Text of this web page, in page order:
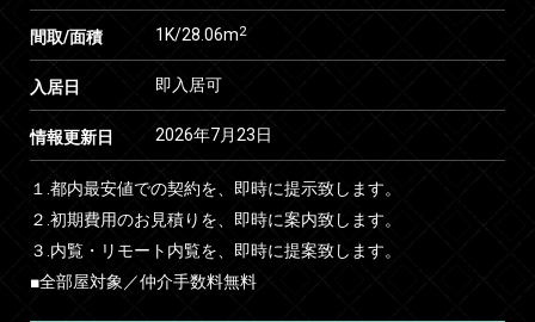
間取/面積 1K/28.06m2
入居日 即入居可
情報更新日 2026年7月23日
１.都内最安値での契約を、即時に提示致します。
２.初期費用のお見積りを、即時に案内致します。
３.内覧・リモート内覧を、即時に提案致します。
■全部屋対象／仲介手数料無料